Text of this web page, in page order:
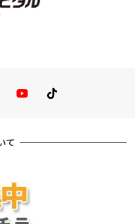
You TubeTikTok
て